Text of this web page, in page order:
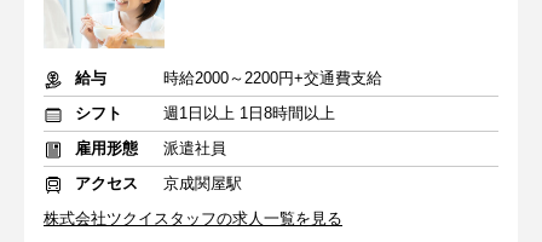
給与
時給2000～2200円+交通費支給
シフト
週1日以上 1日8時間以上
雇用形態
派遣社員
アクセス
京成関屋駅
株式会社ツクイスタッフの求人一覧を見る